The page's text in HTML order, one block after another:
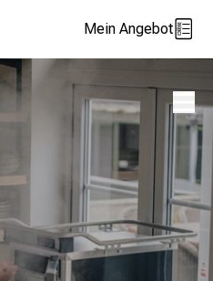
Mein Angebot
Menü